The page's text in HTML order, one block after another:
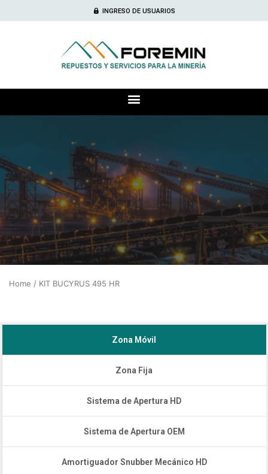
INGRESO DE USUARIOS
Home / KIT BUCYRUS 495 HR
Zona Móvil
Zona Fija
Sistema de Apertura HD
Sistema de Apertura OEM
Amortiguador Snubber Mecánico HD